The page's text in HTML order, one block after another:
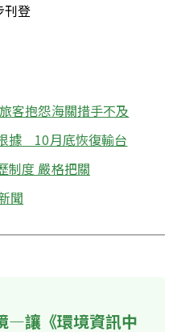
刊登
客抱怨海關措手不及
據　10月底恢復輸台
制度 嚴格把關
聞
—讓《環境資訊中